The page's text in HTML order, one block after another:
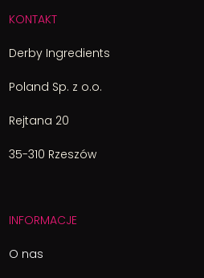
KONTAKT
Derby Ingredients
Poland Sp. z o.o.
Rejtana 20
35-310 Rzeszów
INFORMACJE
O nas